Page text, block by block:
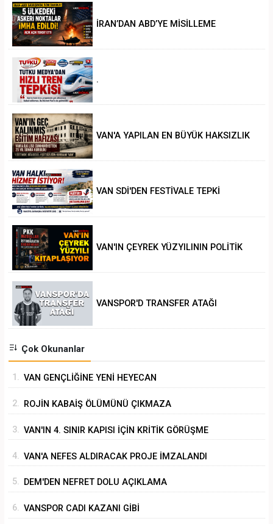
İRAN’DAN ABD’YE MİSİLLEME
.
VAN'A YAPILAN EN BÜYÜK HAKSIZLIK
VAN SDİ'DEN FESTİVALE TEPKİ
VAN'IN ÇEYREK YÜZYILININ POLİTİK
VANSPOR'D TRANSFER ATAĞI
Çok Okunanlar
1. VAN GENÇLİĞİNE YENİ HEYECAN
2. ROJİN KABAİŞ ÖLÜMÜNÜ ÇIKMAZA
3. VAN'IN 4. SINIR KAPISI İÇİN KRİTİK GÖRÜŞME
4. VAN'A NEFES ALDIRACAK PROJE İMZALANDI
5. DEM'DEN NEFRET DOLU AÇIKLAMA
6. VANSPOR CADI KAZANI GİBİ